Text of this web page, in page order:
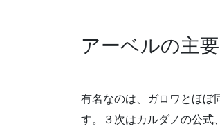
アーベルの主
有名なのは、ガロワとほぼ
す。３次はカルダノの公式